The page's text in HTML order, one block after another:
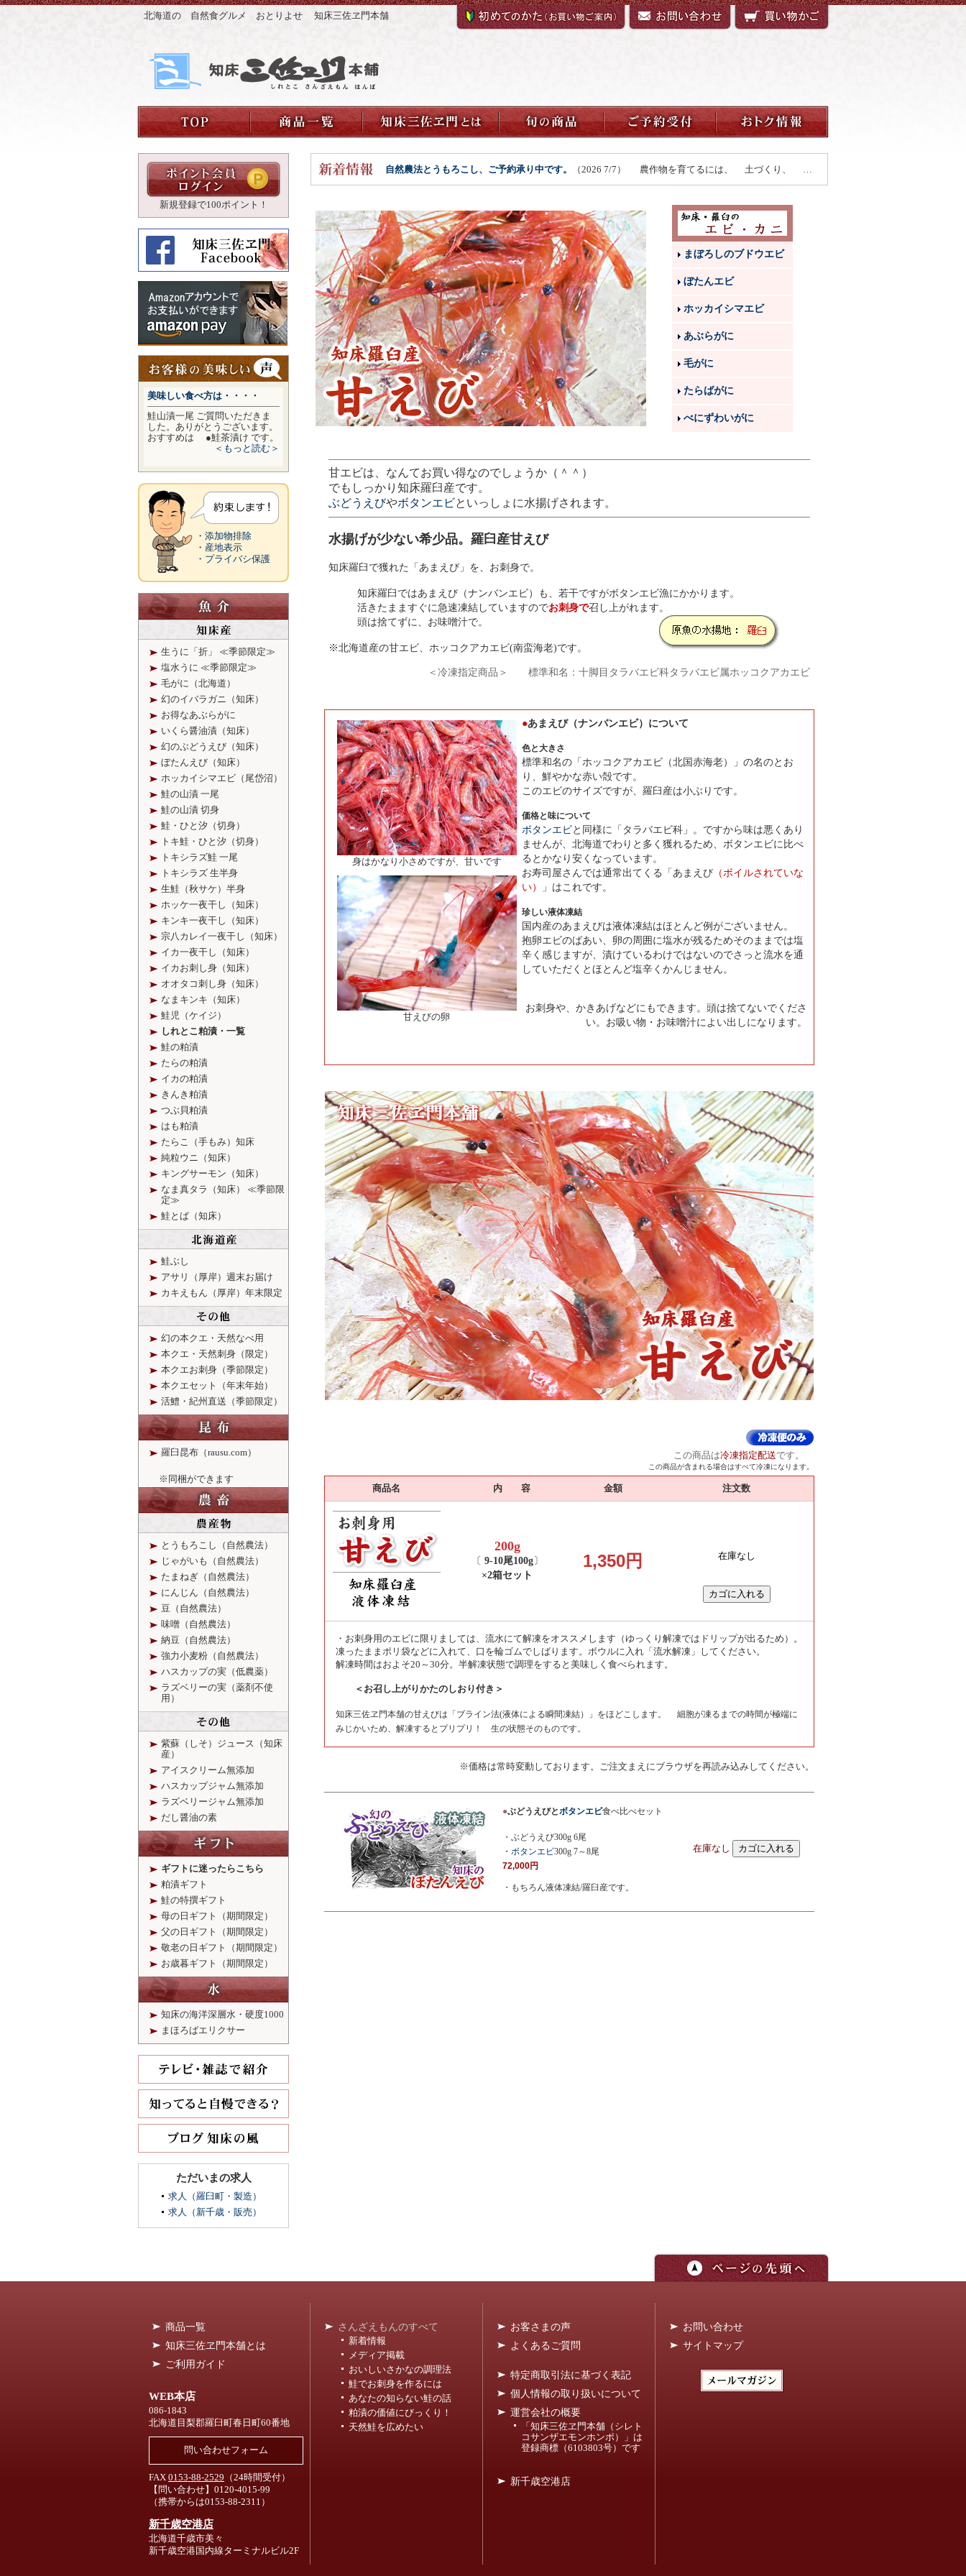
北海道の 自然食グルメ おとりよせ 知床三佐ヱ門本舗
自然農法とうもろこし、ご予約承り中です。 （2026 7/7） 農作物を育てるには、 土づくり、 …
まぼろしのブドウエビ
ぼたんエビ
ホッカイシマエビ
あぶらがに
毛がに
たらばがに
べにずわいがに
甘エビは、なんてお買い得なのでしょうか（＾＾）
でもしっかり知床羅臼産です。
ぶどうえびやボタンエビといっしょに水揚げされます。
水揚げが少ない希少品。羅臼産甘えび
知床羅臼で獲れた「あまえび」を、お刺身で。
知床羅臼ではあまえび（ナンバンエビ）も、若干ですがボタンエビ漁にかかります。
活きたまますぐに急速凍結していますのでお刺身で召し上がれます。
頭は捨てずに、お味噌汁で。
※北海道産の甘エビ、ホッコクアカエビ(南蛮海老)です。
＜冷凍指定商品＞ 標準和名：十脚目タラバエビ科タラバエビ属ホッコクアカエビ
身はかなり小さめですが、甘いです
甘えびの卵
●あまえび（ナンバンエビ）について
色と大きさ
標準和名の「ホッコクアカエビ（北国赤海老）」の名のとお
り、鮮やかな赤い殻です。
このエビのサイズですが、羅臼産は小ぶりです。
価格と味について
ボタンエビと同様に「タラバエビ科」。ですから味は悪くあり
ませんが、北海道でわりと多く獲れるため、ボタンエビに比べ
るとかなり安くなっています。
お寿司屋さんでは通常出てくる「あまえび（ボイルされていな
い）
」はこれです。
珍しい液体凍結
国内産のあまえびは液体凍結はほとんど例がございません。
抱卵エビのばあい、卵の周囲に塩水が残るためそのままでは塩
辛く感じますが、漬けているわけではないのでさっと流水を通
していただくとほとんど塩辛くかんじません。
お刺身や、かきあげなどにもできます。 頭は捨てないでくださ
い。お吸い物・お味噌汁によい出しになります。
この商品は冷凍指定配送です。
この商品が含まれる場合はすべて冷凍になります。
商品名 内 容 金額 注文数
200g
〔 9-10尾100g〕
×2箱セット
1,350円 在庫なし
・お刺身用のエビに限りましては、流水にて解凍をオススメします（ゆっくり解凍ではドリップが出るため）。
凍ったままポリ袋などに入れて、口を輪ゴムでしばります。ボウルに入れ「流水解凍」してください。
解凍時間はおよそ20～30分。半解凍状態で調理をすると美味しく食べられます。
＜お召し上がりかたのしおり付き＞
知床三佐ヱ門本舗の甘えびは「ブライン法(液体による瞬間凍結）」をほどこします。 細胞が凍るまでの時間が極端に
みじかいため、解凍するとプリプリ！ 生の状態そのものです。
※価格は常時変動しております。ご注文まえにブラウザを再読み込みしてください。
●ぶどうえびと ボタンエビ食べ比べセット
・ぶどうえび300g 6尾
・ボタンエビ300g 7～8尾
72,000円
・もちろん液体凍結/羅臼産です。
在庫なし
新規登録で100ポイント！
美味しい食べ方は・・・・
鮭山漬一尾 ご質問いただきま
した。ありがとうございます。
おすすめは ●鮭茶漬け です。
＜もっと読む＞
・添加物排除
・産地表示
・プライバシ保護
生うに「折」
≪季節限定≫
塩水うに ≪季節限定≫
毛がに（北海道）
幻のイバラガニ（知床）
お得なあぶらがに
いくら醤油漬（知床）
幻のぶどうえび（知床）
ぼたんえび（知床）
ホッカイシマエビ（尾岱沼）
鮭の山漬 一尾
鮭の山漬 切身
鮭・ひと汐（切身）
トキ鮭・ひと汐（切身）
トキシラズ鮭 一尾
トキシラズ 生半身
生鮭（秋サケ）半身
ホッケ一夜干し（知床）
キンキ一夜干し（知床）
宗八カレイ一夜干し（知床）
イカ一夜干し（知床）
イカお刺し身（知床）
オオタコ刺し身（知床）
なまキンキ（知床）
鮭児（ケイジ）
しれとこ粕漬・一覧
鮭の粕漬
たらの粕漬
イカの粕漬
きんき粕漬
つぶ貝粕漬
はも粕漬
たらこ（手もみ）知床
純粒ウニ（知床）
キングサーモン（知床）
なま真タラ（知床）
≪季節限
定≫
鮭とば（知床）
鮭ぶし
アサリ（厚岸）週末お届け
カキえもん（厚岸） 年末限定
幻の本クエ・天然なべ用
本クエ・天然刺身（限定）
本クエお刺身（季節限定）
本クエセット（年末年始）
活鱧・紀州直送（季節限定）
羅臼昆布（rausu.com）
※同梱ができます
とうもろこし（自然農法）
じゃがいも（自然農法）
たまねぎ（自然農法）
にんじん（自然農法）
豆（自然農法）
味噌（自然農法）
納豆（自然農法）
強力小麦粉（自然農法）
ハスカップの実（低農薬）
ラズベリーの実（薬剤不使
用）
紫蘇（しそ）ジュース（知床
産）
アイスクリーム無添加
ハスカップジャム無添加
ラズベリージャム無添加
だし醤油の素
ギフトに迷ったらこちら
粕漬ギフト
鮭の特撰ギフト
母の日ギフト（期間限定）
父の日ギフト（期間限定）
敬老の日ギフト（期間限定）
お歳暮ギフト（期間限定）
知床の海洋深層水・硬度1000
まほろばエリクサー
ただいまの求人
求人（羅臼町・製造）
求人（新千歳・販売）
商品一覧
知床三佐ヱ門本舗とは
ご利用ガイド
WEB本店
086-1843
北海道目梨郡羅臼町春日町60番地
問い合わせフォーム
FAX 0153-88-2529 （24時間受付）
【問い合わせ】0120-4015-99
（携帯からは0153-88-2311）
新千歳空港店
北海道千歳市美々
新千歳空港国内線ターミナルビル2F
さんざえもんのすべて
新着情報
メディア掲載
おいしいさかなの調理法
鮭でお刺身を作るには
あなたの知らない鮭の話
粕漬の価値にびっくり！
天然鮭を広めたい
お客さまの声
よくあるご質問
特定商取引法に基づく表記
個人情報の取り扱いについて
運営会社の概要
「知床三佐ヱ門本舗（シレト
コサンザエモンホンポ）」は
登録商標（6103803号）です
新千歳空港店
お問い合わせ
サイトマップ